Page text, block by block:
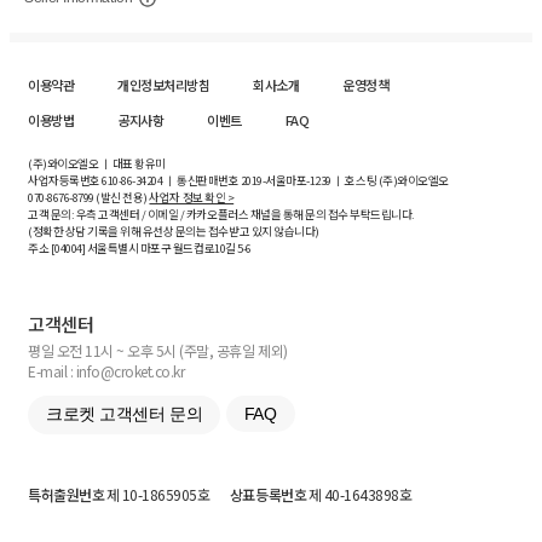
이용약관 개인정보처리방침 회사소개
운영정책
이용방법
공지사항 이벤트 FAQ
(주)와이오엘오 ㅣ 대표 황유미
사업자등록번호610-86-34204ㅣ 통신판매번호 2019-서울마포-1239 ㅣ 호스팅 (주)와이오엘오
070-8676-8799 (발신 전용)사업자 정보 확인 >
고객 문의: 우측 고객센터 / 이메일 / 카카오플러스 채널을 통해 문의 접수 부탁드립니다.
(정확한 상담 기록을 위해 유선상 문의는 접수받고 있지 않습니다)
주소 [04004] 서울특별시 마포구 월드컵로10길5-6
고객센터
평일 오전 11시 ~ 오후 5시 (주말, 공휴일 제외)
E-mail : info@croket.co.kr
크로켓 고객센터 문의 FAQ
특허출원번호제 10-1865905호 상표등록번호제 40-1643898호